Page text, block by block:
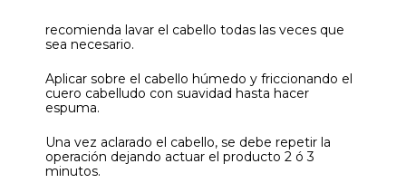
recomienda lavar el cabello todas las veces que
sea necesario.
Aplicar sobre el cabello húmedo y friccionando el
cuero cabelludo con suavidad hasta hacer
espuma.
Una vez aclarado el cabello, se debe repetir la
operación dejando actuar el producto 2 ó 3
minutos.